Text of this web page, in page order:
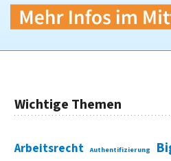
Wichtige Themen
Arbeitsrecht Authentifizierung